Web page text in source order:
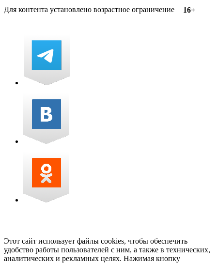
Для контента установлено возрастное ограничение 16+
Этот сайт использует файлы cookies, чтобы обеспечить
удобство работы пользователей с ним, а также в технических,
аналитических и рекламных целях. Нажимая кнопку